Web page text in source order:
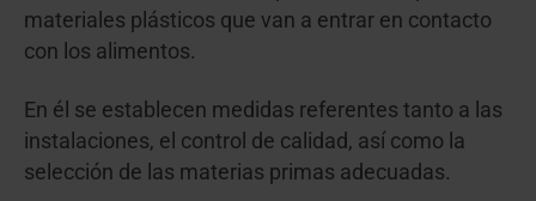
materiales plásticos que van a entrar en contacto
con los alimentos.
En él se establecen medidas referentes tanto a las
instalaciones, el control de calidad, así como la
selección de las materias primas adecuadas.